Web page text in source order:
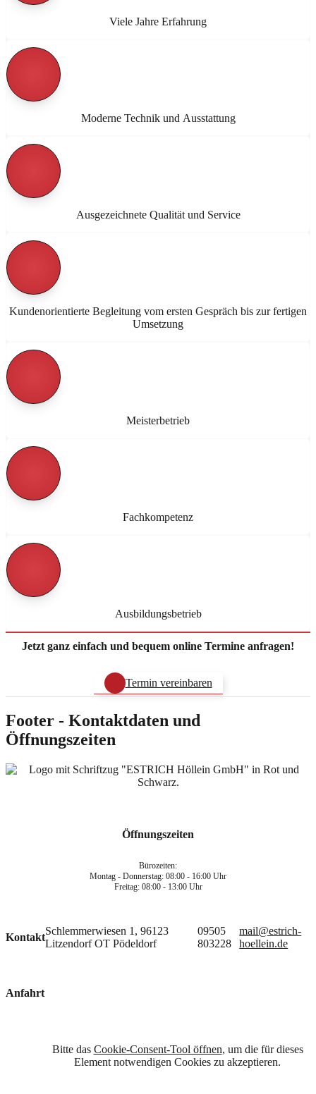
Viele Jahre Erfahrung
Moderne Technik und Ausstattung
Ausgezeichnete Qualität und Service
Kundenorientierte Begleitung vom ersten Gespräch bis zur fertigen
Umsetzung
Meisterbetrieb
Fachkompetenz
Ausbildungsbetrieb
Jetzt ganz einfach und bequem online Termine anfragen!
Termin vereinbaren
Footer - Kontaktdaten und
Öffnungszeiten
Öffnungszeiten
Bürozeiten:
Montag - Donnerstag: 08:00 - 16:00 Uhr
Freitag: 08:00 - 13:00 Uhr
Kontakt
Schlemmerwiesen 1, 96123
Litzendorf OT Pödeldorf
09505
803228
mail@estrich-
hoellein.de
Anfahrt
Bitte das Cookie-Consent-Tool öffnen, um die für dieses
Element notwendigen Cookies zu akzeptieren.